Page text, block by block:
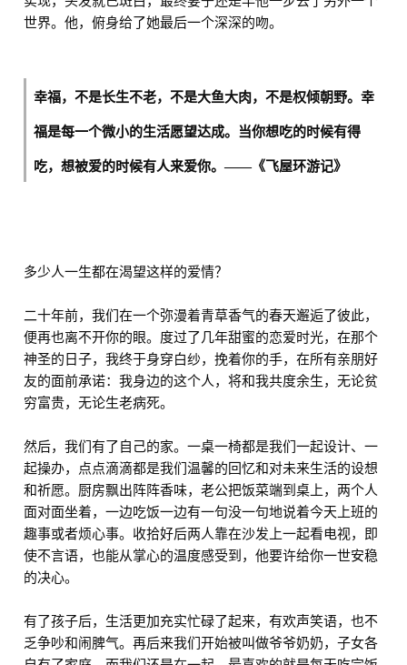
世界。他，俯身给了她最后一个深深的吻。
幸福，不是长生不老，不是大鱼大肉，不是权倾朝野。幸
福是每一个微小的生活愿望达成。当你想吃的时候有得
吃，想被爱的时候有人来爱你。——《飞屋环游记》
多少人一生都在渴望这样的爱情？
二十年前，我们在一个弥漫着青草香气的春天邂逅了彼此，
便再也离不开你的眼。度过了几年甜蜜的恋爱时光，在那个
神圣的日子，我终于身穿白纱，挽着你的手，在所有亲朋好
友的面前承诺：我身边的这个人，将和我共度余生，无论贫
穷富贵，无论生老病死。
然后，我们有了自己的家。一桌一椅都是我们一起设计、一
起操办，点点滴滴都是我们温馨的回忆和对未来生活的设想
和祈愿。厨房飘出阵阵香味，老公把饭菜端到桌上，两个人
面对面坐着，一边吃饭一边有一句没一句地说着今天上班的
趣事或者烦心事。收拾好后两人靠在沙发上一起看电视，即
使不言语，也能从掌心的温度感受到，他要许给你一世安稳
的决心。
有了孩子后，生活更加充实忙碌了起来，有欢声笑语，也不
乏争吵和闹脾气。再后来我们开始被叫做爷爷奶奶，子女各